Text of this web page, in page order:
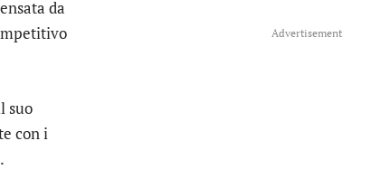
da
suo
con i
Advertisement